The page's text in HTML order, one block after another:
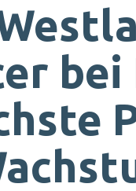
bei